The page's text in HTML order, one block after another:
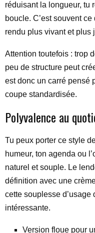
réduisant la longueur, tu
boucle. C’est souvent
rendu plus vivant et plus
Attention toutefois : trop
peu de structure peut
est donc un carré pensé
coupe standardisée.
Polyvalence au
Tu peux porter ce style
humeur, ton agenda ou
naturel et souple. Le
définition avec une
cette souplesse
intéressante.
Version floue pour